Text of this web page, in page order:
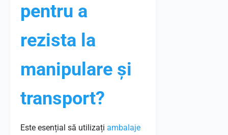
pentru a
rezista la
manipulare și
transport?
Este esențial să utilizați ambalaje